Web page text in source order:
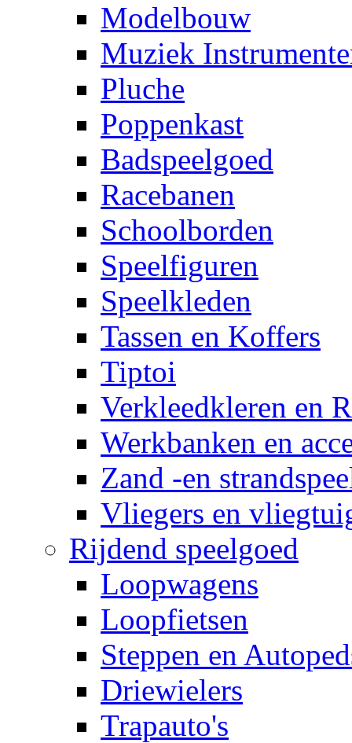
Modelbouw
Muziek
Pluche
Poppenkast
Badspeelgoed
Racebanen
Schoolborden
Speelfiguren
Speelkleden
Tassen en Koffers
Tiptoi
Verkleedkleren en
Werkbanken en
Zand -en
Vliegers en
Rijdend speelgoed
Loopwagens
Loopfietsen
Steppen en
Driewielers
Trapauto's